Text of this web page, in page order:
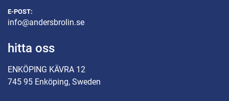
E-POST:
info@andersbrolin.se
hitta oss
ENKÖPING KÄVRA 12
745 95 Enköping, Sweden